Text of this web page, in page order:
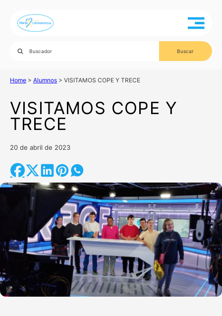
Home > Alumnos > VISITAMOS COPE Y TRECE
VISITAMOS COPE Y
TRECE
20 de abril de 2023